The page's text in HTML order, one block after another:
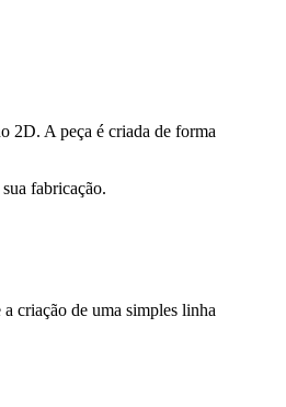
2D. A peça é criada de forma
fabricação.
criação de uma simples linha